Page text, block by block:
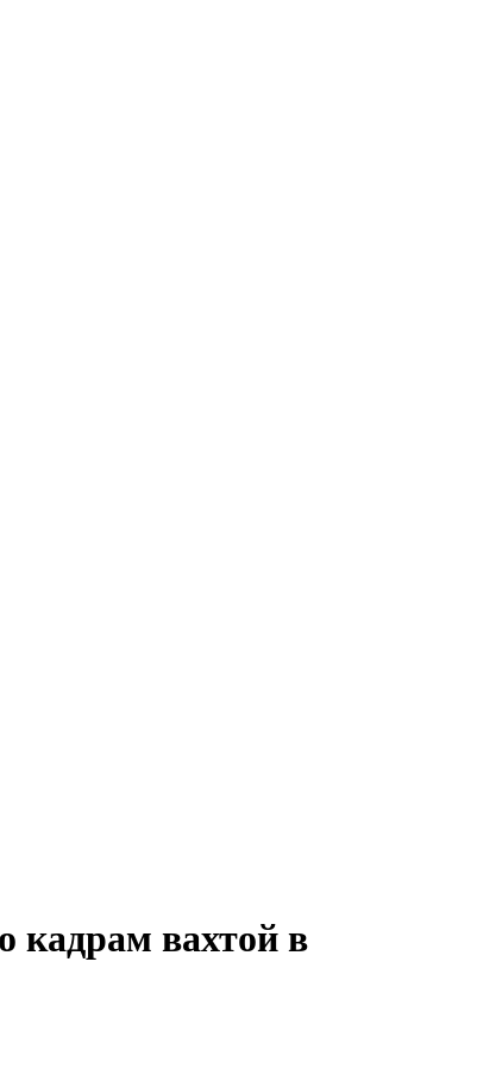
кадрам вахтой в